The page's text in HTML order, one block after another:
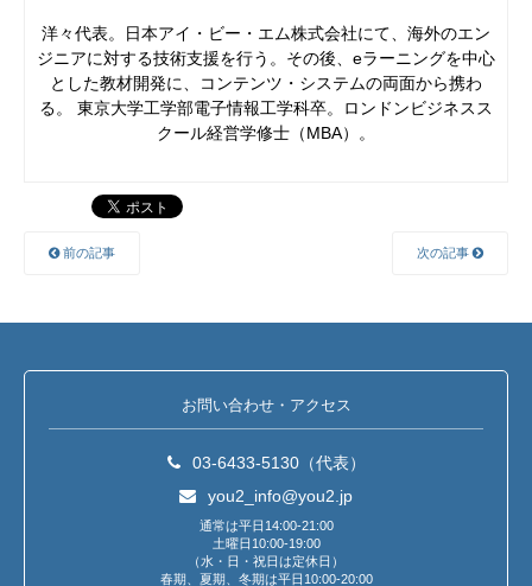
洋々代表。日本アイ・ビー・エム株式会社にて、海外のエン
ジニアに対する技術支援を行う。その後、eラーニングを中心
とした教材開発に、コンテンツ・システムの両面から携わ
る。 東京大学工学部電子情報工学科卒。ロンドンビジネスス
クール経営学修士（MBA）。
前の記事 次の記事
お問い合わせ・アクセス
03-6433-5130（代表）
you2_info@you2.jp
通常は平日14:00-21:00
土曜日10:00-19:00
（水・日・祝日は定休日）
春期、夏期、冬期は平日10:00-20:00